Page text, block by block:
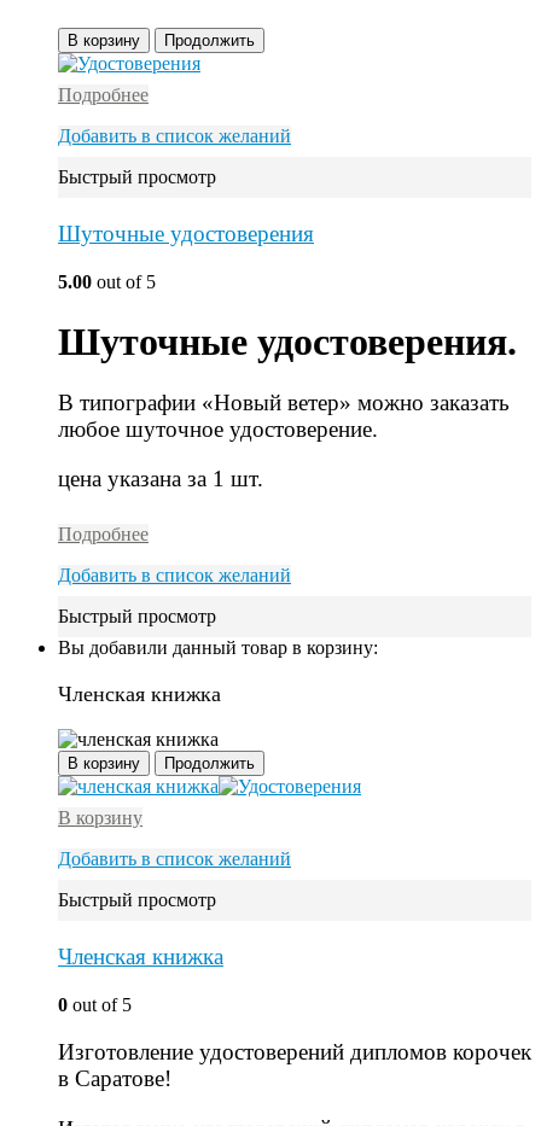
В корзину Продолжить
Подробнее
Добавить в список желаний
Быстрый просмотр
Шуточные удостоверения
5.00 out of 5
Шуточные удостоверения.
В типографии «Новый ветер» можно заказать
любое шуточное удостоверение.
цена указана за 1 шт.
Подробнее
Добавить в список желаний
Быстрый просмотр
Вы добавили данный товар в корзину:
Членская книжка
В корзину Продолжить
В корзину
Добавить в список желаний
Быстрый просмотр
Членская книжка
0 out of 5
Изготовление удостоверений дипломов корочек
в Саратове!